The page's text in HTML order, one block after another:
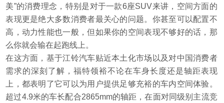
美”的消费理念，特别是对于一款6座SUV来讲，空间方面的
表现更是绝大多数消费者最关心的问题。你甚至可以配置不
高，动力性能也一般，但如果你的空间表现不够好的话，那
么你就会输在起跑线上。
在这方面，基于江铃汽车贴近本土化市场以及对中国消费者
需求的深刻了解，福特领裕不论在车身长度还是轴距表现
上，都表明了它可以为用户提供足够充裕的车内空间体验。
超过4.9米的车长配合2865mm的轴距，在面对同级别主流竞